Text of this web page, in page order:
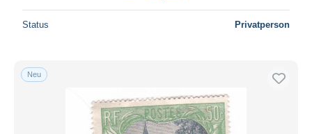
Status Privatperson
Neu